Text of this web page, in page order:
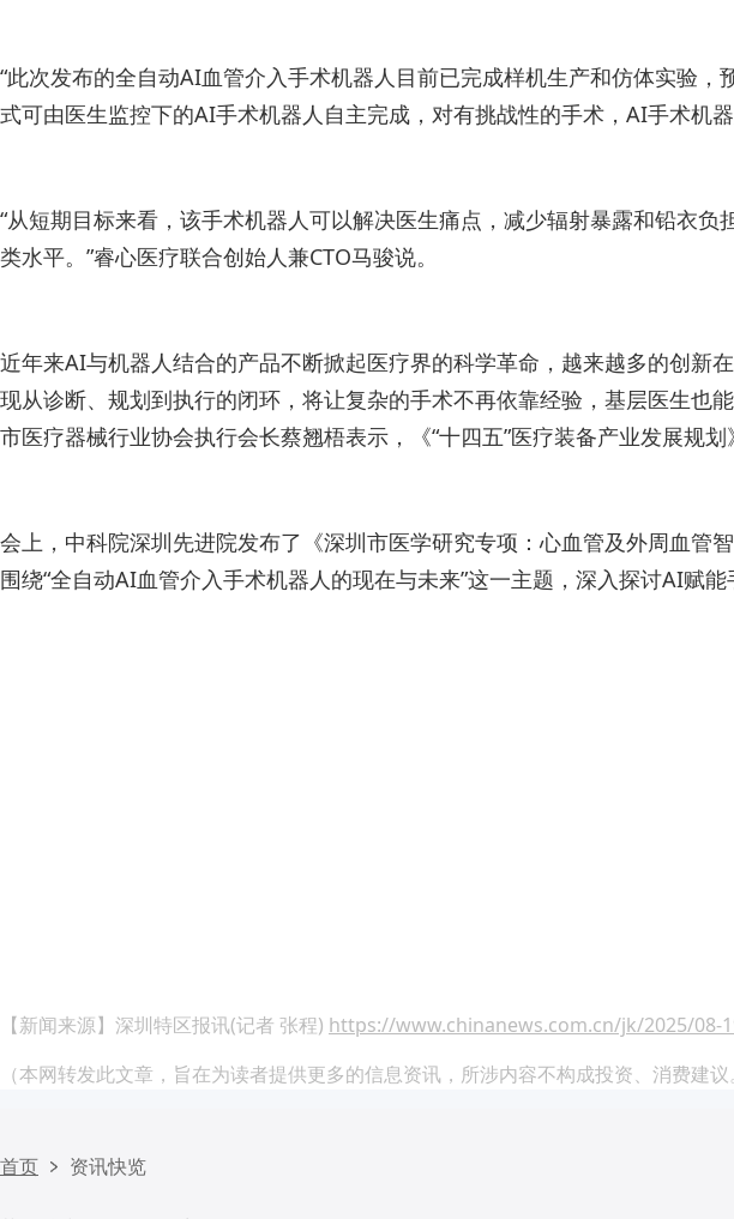
“此次发布的全自动AI血管介入手术机器人目前已完成样机生产和仿体实验
式可由医生监控下的AI手术机器人自主完成，对有挑战性的手术，AI手术机
“从短期目标来看，该手术机器人可以解决医生痛点，减少辐射暴露和铅衣
类水平。”睿心医疗联合创始人兼CTO马骏说。
近年来AI与机器人结合的产品不断掀起医疗界的科学革命，越来越多的创
现从诊断、规划到执行的闭环，将让复杂的手术不再依靠经验，基层医生
市医疗器械行业协会执行会长蔡翘梧表示，《“十四五”医疗装备产业发展规
会上，中科院深圳先进院发布了《深圳市医学研究专项：心血管及外周血
围绕“全自动AI血管介入手术机器人的现在与未来”这一主题，深入探讨AI赋能
【新闻来源】深圳特区报讯(记者 张程) https://www.chinanews.com.cn/jk/2025/08-
（本网转发此文章，旨在为读者提供更多的信息资讯，所涉内容不构成投资、消费建
首页 资讯快览